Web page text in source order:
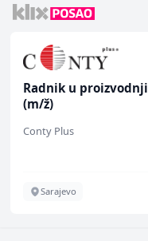
Radnik u proizvodnji
(m/ž)
Conty Plus
Sarajevo